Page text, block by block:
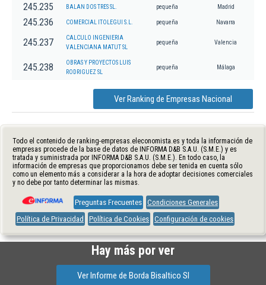
245.235 BALAN DOS TRES SL. pequeña Madrid
245.236 COMERCIAL ITOLEGUI S.L. pequeña Navarra
245.237
CALCULO INGENIERIA
VALENCIANA MATUT SL
pequeña Valencia
245.238
OBRAS Y PROYECTOS LUIS
RODRIGUEZ SL
pequeña Málaga
Ver Ranking de Empresas Nacional
Todo el contenido de ranking-empresas.eleconomista.es y toda la información de
empresas procede de la base de datos de INFORMA D&B S.A.U. (S.M.E.) y es
tratada y suministrada por INFORMA D&B S.A.U. (S.M.E.). En todo caso, la
información de empresas que proporcionamos debe ser tenida en cuenta sólo
como un elemento más a considerar a la hora de adoptar decisiones comerciales
y no debe por tanto determinar las mismas.
Preguntas Frecuentes Condiciones Generales
Política de Privacidad
Política de Cookies Configuración de cookies
Hay más por ver
Ver Informe de Borda Bisaltico Sl